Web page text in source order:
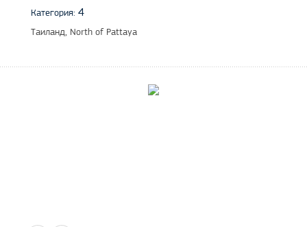
Категория: 4
Таиланд, North of Pattaya